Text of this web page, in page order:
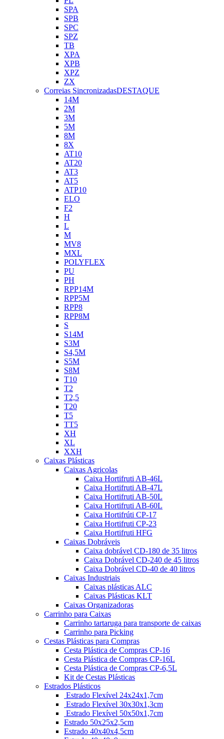
SPA
SPB
SPC
SPZ
TB
XPA
XPB
XPZ
ZX
Correias SincronizadasDESTAQUE
14M
2M
3M
5M
8M
8X
AT10
AT20
AT3
AT5
ATP10
ELO
F2
H
L
M
MV8
MXL
POLYFLEX
PU
PH
RPP14M
RPP5M
RPP8
RPP8M
S
S14M
S3M
S4,5M
S5M
S8M
T10
T2
T2,5
T20
T5
TT5
XH
XL
XXH
Caixas Plásticas
Caixas Agricolas
Caixa Hortifruti AB-46L
Caixa Hortifruti AB-47L
Caixa Hortifruti AB-50L
Caixa Hortifruti AB-60L
Caixa Hortifrúti CP-17
Caixa Hortifruti CP-23
Caixa Hortifruti HFG
Caixas Dobráveis
Caixa dobrável CD-180 de 35 litros
Caixa Dobrável CD-240 de 45 litros
Caixa Dobrável CD-40 de 40 litros
Caixas Industriais
Caixas plásticas ALC
Caixas Plásticas KLT
Caixas Organizadoras
Carrinho para Caixas
Carrinho tartaruga para transporte de caixas
Carrinho para Picking
Cestas Plásticas para Compras
Cesta Plástica de Compras CP-16
Cesta Plástica de Compras CP-16L
Cesta Plástica de Compras CP-6,5L
Kit de Cestas Plásticas
Estrados Plásticos
Estrado Flexível 24x24x1,7cm
Estrado Flexível 30x30x1,3cm
Estrado Flexível 50x50x1,7cm
Estrado 50x25x2,5cm
Estrado 40x40x4,5cm